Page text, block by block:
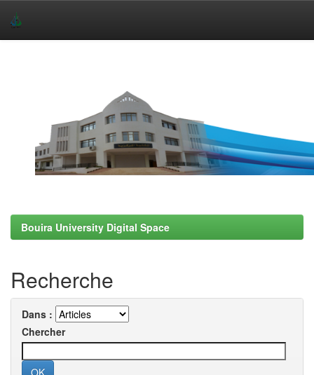
Bouira University Digital Space
Recherche
Dans :
Chercher